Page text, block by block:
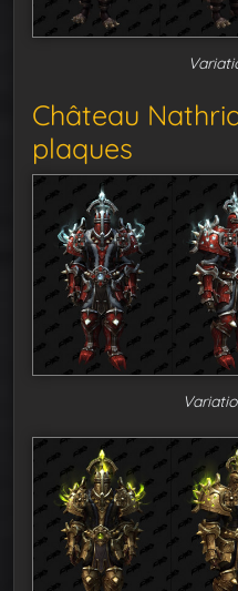
Château
plaques